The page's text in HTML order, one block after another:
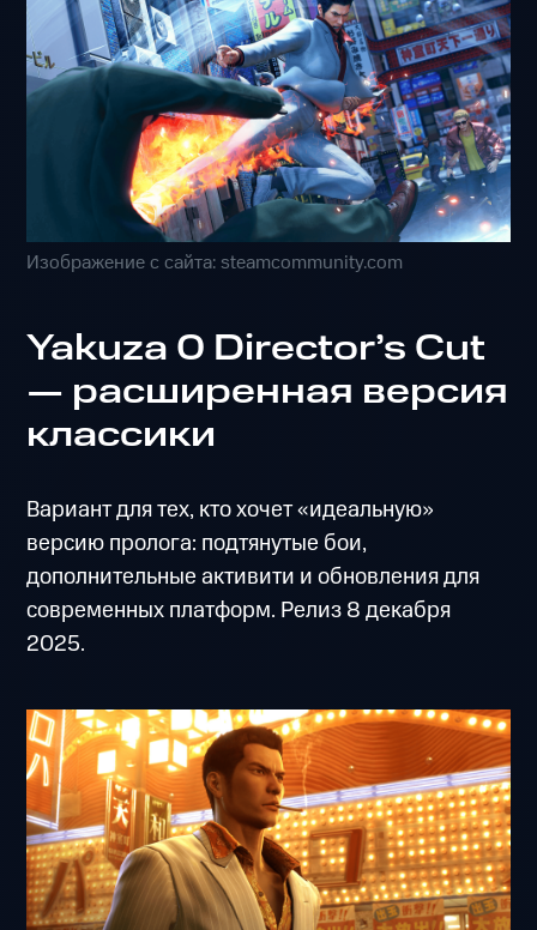
Изображение с сайта: steamcommunity.com
Yakuza 0 Director’s Cut
— расширенная версия
классики
Вариант для тех, кто хочет «идеальную»
версию пролога: подтянутые бои,
дополнительные активити и обновления для
современных платформ. Релиз 8 декабря
2025.